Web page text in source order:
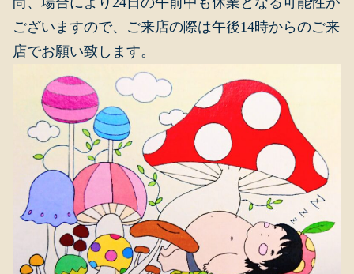
ございますので、ご来店の際は午後14時からのご来
店でお願い致します。